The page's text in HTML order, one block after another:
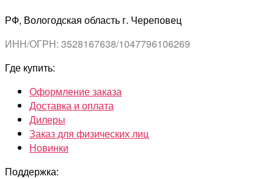
РФ, Вологодская область г. Череповец
ИНН/ОГРН: 3528167638/1047796106269
Где купить:
Оформление заказа
Доставка и оплата
Дилеры
Заказ для физических лиц
Новинки
Поддержка: